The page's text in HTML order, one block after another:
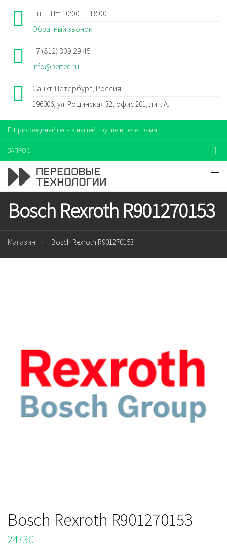
Пн — Пт: 10:00 — 18:00
Обратный звонок
+7 (812) 309 29 45
info@perteq.ru
Санкт-Петербург, Россия
196006, ул. Рощинская 32, офис 201, лит. А.
Присоединяйтесь к нашей группе в телеграмм
ЗАПРОС
Bosch Rexroth R901270153
Магазин Bosch Rexroth R901270153
Bosch Rexroth R901270153
2473€